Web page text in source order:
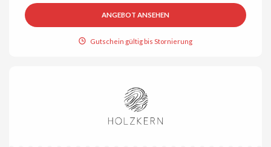
ANGEBOT ANSEHEN
Gutschein gültig bis Stornierung